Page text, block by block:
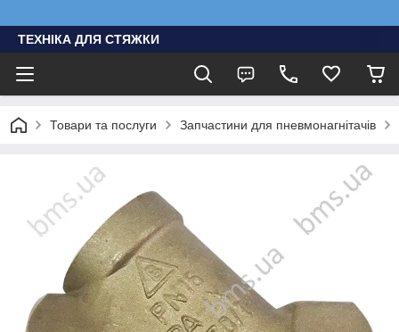
ТЕХНІКА ДЛЯ СТЯЖКИ
Товари та послуги Запчастини для пневмонагнітачів